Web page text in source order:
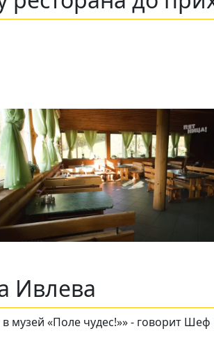
Ивлева
музей «Поле чудес!»» - говорит